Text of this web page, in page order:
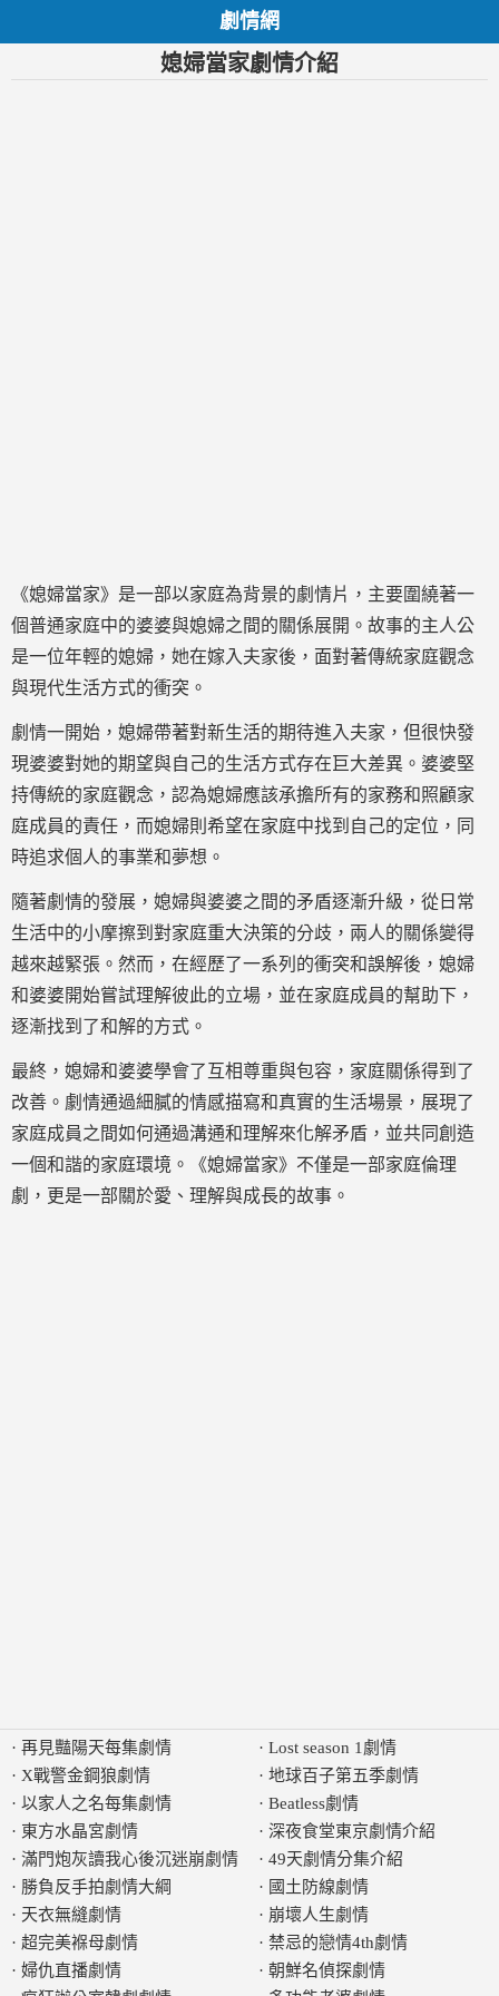
劇情網
媳婦當家劇情介紹
《媳婦當家》是一部以家庭為背景的劇情片，主要圍繞著一
個普通家庭中的婆婆與媳婦之間的關係展開。故事的主人公
是一位年輕的媳婦，她在嫁入夫家後，面對著傳統家庭觀念
與現代生活方式的衝突。
劇情一開始，媳婦帶著對新生活的期待進入夫家，但很快發
現婆婆對她的期望與自己的生活方式存在巨大差異。婆婆堅
持傳統的家庭觀念，認為媳婦應該承擔所有的家務和照顧家
庭成員的責任，而媳婦則希望在家庭中找到自己的定位，同
時追求個人的事業和夢想。
隨著劇情的發展，媳婦與婆婆之間的矛盾逐漸升級，從日常
生活中的小摩擦到對家庭重大決策的分歧，兩人的關係變得
越來越緊張。然而，在經歷了一系列的衝突和誤解後，媳婦
和婆婆開始嘗試理解彼此的立場，並在家庭成員的幫助下，
逐漸找到了和解的方式。
最終，媳婦和婆婆學會了互相尊重與包容，家庭關係得到了
改善。劇情通過細膩的情感描寫和真實的生活場景，展現了
家庭成員之間如何通過溝通和理解來化解矛盾，並共同創造
一個和諧的家庭環境。《媳婦當家》不僅是一部家庭倫理
劇，更是一部關於愛、理解與成長的故事。
· 再見豔陽天每集劇情
· X戰警金鋼狼劇情
· 以家人之名每集劇情
· 東方水晶宮劇情
· 滿門炮灰讀我心後沉迷崩劇情
· 勝負反手拍劇情大綱
· 天衣無縫劇情
· 超完美褓母劇情
· 婦仇直播劇情
· Lost season 1劇情
· 地球百子第五季劇情
· Beatless劇情
· 深夜食堂東京劇情介紹
· 49天劇情分集介紹
· 國土防線劇情
· 崩壞人生劇情
· 禁忌的戀情4th劇情
· 朝鮮名偵探劇情